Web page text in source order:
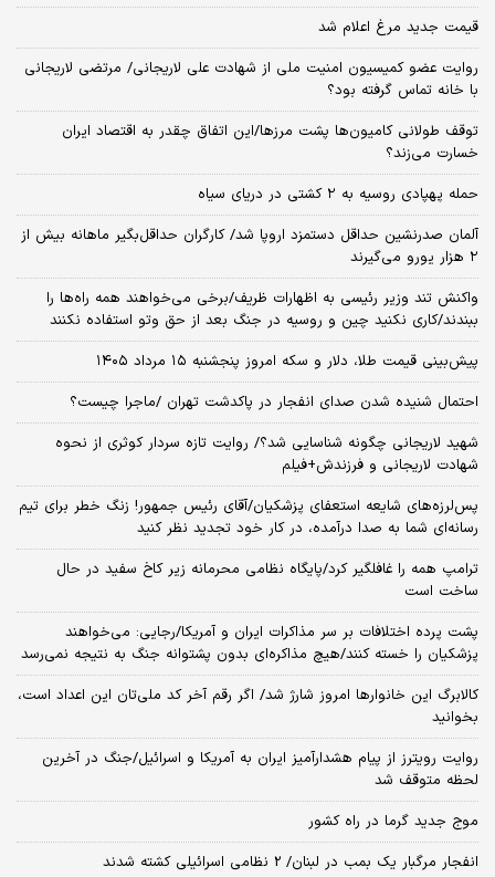
قیمت جدید مرغ اعلام شد
روایت عضو کمیسیون امنیت ملی از شهادت علی لاریجانی/ مرتضی لاریجانی
با خانه تماس گرفته بود؟
توقف طولانی کامیون‌ها پشت مرزها/این اتفاق چقدر به اقتصاد ایران
خسارت می‌زند؟
حمله پهپادی روسیه به ۲ کشتی در دریای سیاه
آلمان صدرنشین حداقل دستمزد اروپا شد/ کارگران حداقل‌بگیر ماهانه بیش از
۲ هزار یورو می‌گیرند
واکنش تند وزیر رئیسی به اظهارات ظریف/برخی می‌خواهند همه راه‌ها را
ببندند/کاری نکنید چین و روسیه در جنگ بعد از حق وتو استفاده نکنند
پیش‌بینی قیمت طلا، دلار و سکه امروز پنجشنبه ۱۵ مرداد ۱۴۰۵
احتمال شنیده شدن صدای انفجار در پاکدشت تهران /ماجرا چیست؟
شهید لاریجانی چگونه شناسایی شد؟/ روایت تازه سردار کوثری از نحوه
شهادت لاریجانی و فرزندش+فیلم
پس‌لرزه‌های شایعه استعفای پزشکیان/آقای رئیس جمهور! زنگ خطر برای تیم
رسانه‌ای شما به صدا درآمده، در کار خود تجدید نظر کنید
ترامپ همه را غافلگیر کرد/پایگاه نظامی محرمانه زیر کاخ سفید در حال
ساخت است
پشت پرده اختلافات بر سر مذاکرات ایران و آمریکا/رجایی: می‌خواهند
پزشکیان را خسته کنند/هیچ مذاکره‌ای بدون پشتوانه جنگ به نتیجه نمی‌رسد
کالابرگ این خانوارها امروز شارژ شد/ اگر رقم آخر کد ملی‌تان این اعداد است،
بخوانید
روایت رویترز از پیام هشدارآمیز ایران به آمریکا و اسرائیل/جنگ در آخرین
لحظه متوقف شد
موج جدید گرما در راه کشور
انفجار مرگبار یک بمب در لبنان/ 2 نظامی اسرائیلی کشته شدند